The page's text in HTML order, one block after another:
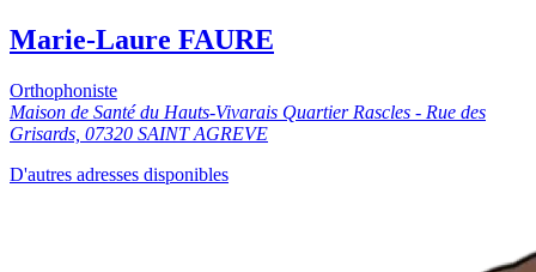
Marie-Laure FAURE
Orthophoniste
Maison de Santé du Hauts-Vivarais Quartier Rascles - Rue des
Grisards, 07320 SAINT AGREVE
D'autres adresses disponibles